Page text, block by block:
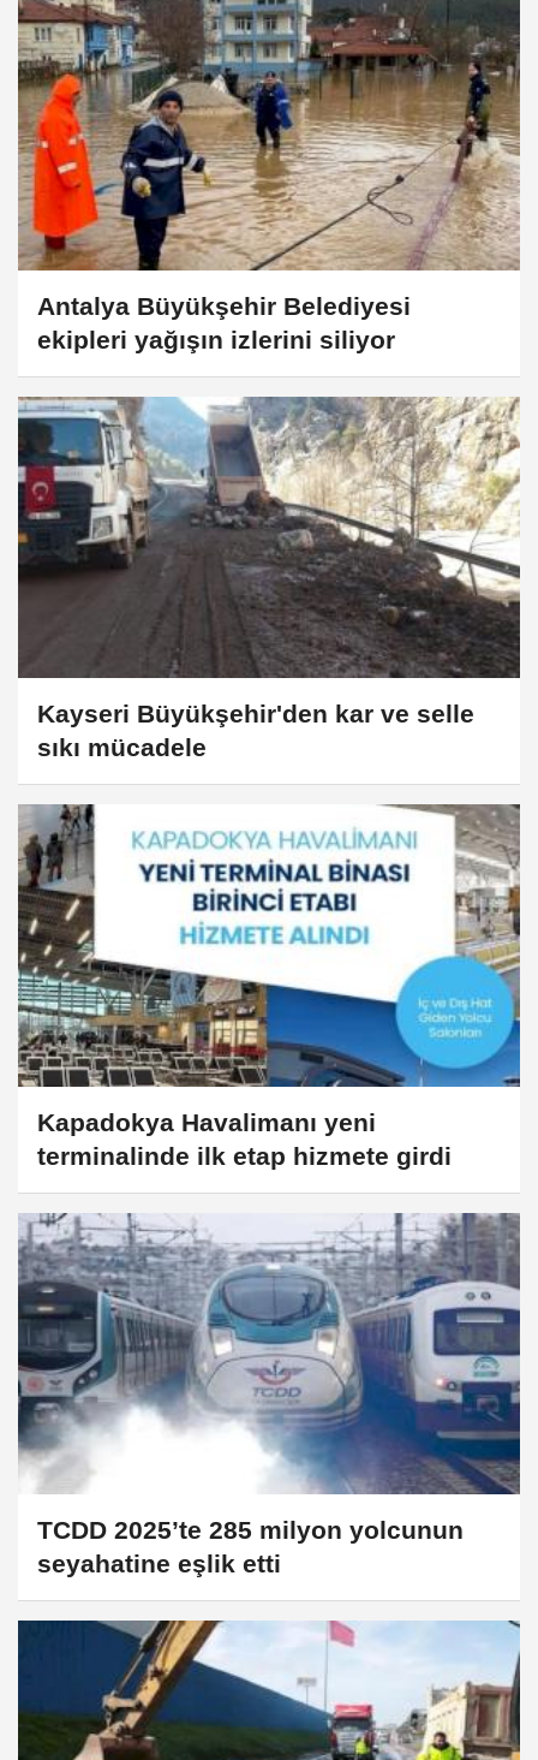
Antalya Büyükşehir Belediyesi
ekipleri yağışın izlerini siliyor
Kayseri Büyükşehir'den kar ve selle
sıkı mücadele
Kapadokya Havalimanı yeni
terminalinde ilk etap hizmete girdi
TCDD 2025’te 285 milyon yolcunun
seyahatine eşlik etti